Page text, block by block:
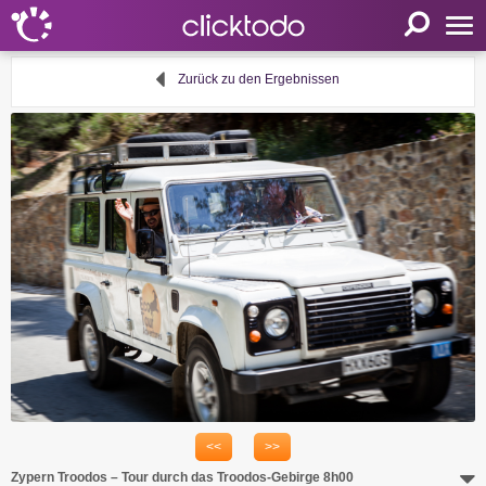
Sprache
FR
EN
DE
Mein clicktodo
Anmelden
Registrieren
Warenkorb
Aktivität anbieten
Zurück zu den Ergebnissen
<<
>>
Zypern Troodos – Tour durch das Troodos-Gebirge 8h00